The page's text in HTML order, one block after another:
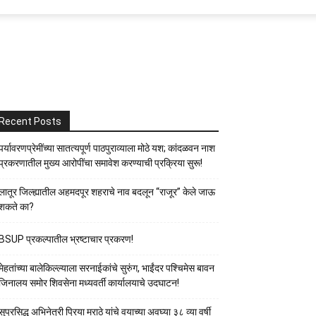
Posts
सातत्यपूर्ण पाठपुराव्याला मोठे यश; कांदळवन नाश
मुख्य आरोपींचा समावेश करण्याची प्रक्रिया सुरू!
जिल्ह्यातील अहमदपूर शहराचे नाव बदलून “राजूर” केले जाऊ
का?
प्रकल्पातील भ्रष्टाचार प्रकरण!
बालेकिल्ल्याला सरनाईकांचे सुरुंग, भाईंदर पश्चिमेस बावन
समोर शिवसेना मध्यवर्ती कार्यालयाचे उदघाटन!
अभिनेत्री प्रिया मराठे यांचे वयाच्या अवघ्या ३८ व्या वर्षी